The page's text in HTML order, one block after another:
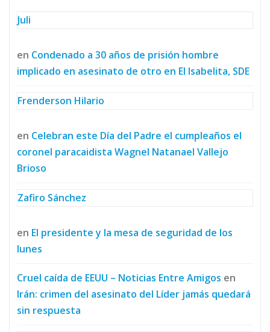
Juli
en Condenado a 30 años de prisión hombre
implicado en asesinato de otro en El Isabelita, SDE
Frenderson Hilario
en Celebran este Día del Padre el cumpleaños el
coronel paracaidista Wagnel Natanael Vallejo
Brioso
Zafiro Sánchez
en El presidente y la mesa de seguridad de los
lunes
Cruel caída de EEUU – Noticias Entre Amigos en
Irán: crimen del asesinato del Líder jamás quedará
sin respuesta